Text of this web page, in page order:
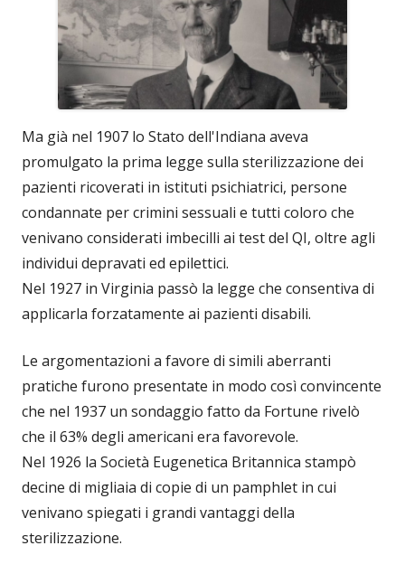
Ma già nel 1907 lo Stato dell'Indiana aveva
promulgato la prima legge sulla sterilizzazione dei
pazienti ricoverati in istituti psichiatrici, persone
condannate per crimini sessuali e tutti coloro che
venivano considerati imbecilli ai test del QI, oltre agli
individui depravati ed epilettici.
Nel 1927 in Virginia passò la legge che consentiva di
applicarla forzatamente ai pazienti disabili.
Le argomentazioni a favore di simili aberranti
pratiche furono presentate in modo così convincente
che nel 1937 un sondaggio fatto da Fortune rivelò
che il 63% degli americani era favorevole.
Nel 1926 la Società Eugenetica Britannica stampò
decine di migliaia di copie di un pamphlet in cui
venivano spiegati i grandi vantaggi della
sterilizzazione.